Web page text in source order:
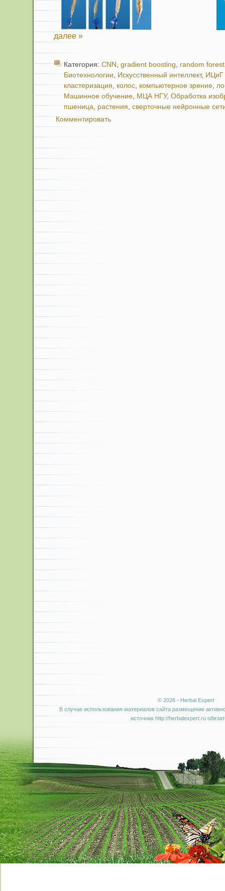
далее »
Категория: CNN , gradient boosting, random forest
Биотехнологии, Искусственный интеллект,
кластеризация, колос, компьютерное зрение,
Машинное обучение, МЦА НГУ, Обработка
пшеница, растения, сверточные нейронные
Комментировать
© 2026 - Herbal Expert
В случае использования материалов сайта размещение
источник http://herbalexpert.ru